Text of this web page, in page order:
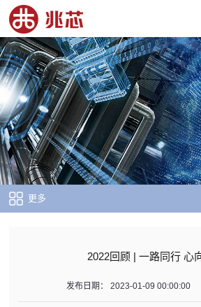
更多
2022回顾 | 一路同行 心
发布日期： 2023-01-09 00:00:00